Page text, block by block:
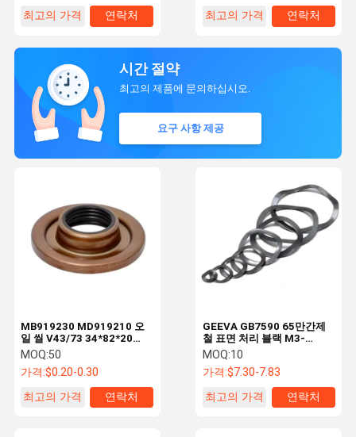
최고의 가격
연락처
최고의 가격
연락처
시간 절약
최고의 제품에 문의하십시오.
요구 사항 제공
GEEVA GB7590 65만간제
철 표면 처리 블랙 M3-
M125.4 일반 산업용 맞춤형
탄력 잠금 물결 스프링 세탁
기
MOQ:10
가격:$7.30-7.83
최고의 가격
연락처
MB919230 MD919210 오
일 씰 V43/73 34*82*20
BZ5099E MITSUBISHI용
실리콘 플로팅 씰
MOQ:50
가격:$0.20-0.30
최고의 가격
연락처